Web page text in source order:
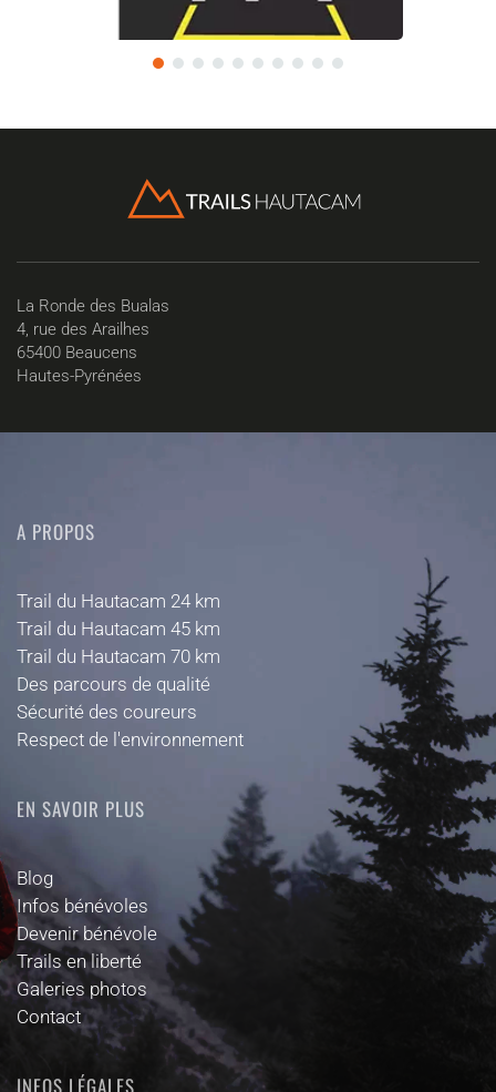
La Ronde des Bualas
4, rue des Arailhes
65400 Beaucens
Hautes-Pyrénées
A PROPOS
Trail du Hautacam 24 km
Trail du Hautacam 45 km
Trail du Hautacam 70 km
Des parcours de qualité
Sécurité des coureurs
Respect de l'environnement
EN SAVOIR PLUS
Blog
Infos bénévoles
Devenir bénévole
Trails en liberté
Galeries photos
Contact
INFOS LÉGALES